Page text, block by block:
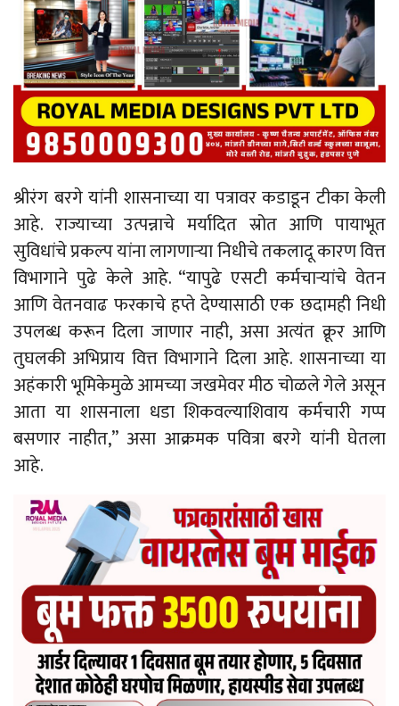
श्रीरंग बरगे यांनी शासनाच्या या पत्रावर कडाडून टीका केली
आहे. राज्याच्या उत्पन्नाचे मर्यादित स्रोत आणि पायाभूत
सुविधांचे प्रकल्प यांना लागणाऱ्या निधीचे तकलादू कारण वित्त
विभागाने पुढे केले आहे. “यापुढे एसटी कर्मचाऱ्यांचे वेतन
आणि वेतनवाढ फरकाचे हप्ते देण्यासाठी एक छदामही निधी
उपलब्ध करून दिला जाणार नाही, असा अत्यंत क्रूर आणि
तुघलकी अभिप्राय वित्त विभागाने दिला आहे. शासनाच्या या
अहंकारी भूमिकेमुळे आमच्या जखमेवर मीठ चोळले गेले असून
आता या शासनाला धडा शिकवल्याशिवाय कर्मचारी गप्प
बसणार नाहीत,” असा आक्रमक पवित्रा बरगे यांनी घेतला
आहे.